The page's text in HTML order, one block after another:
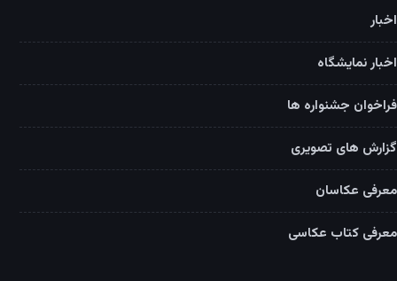
اخبار
اخبار نمایشگاه
فراخوان جشنواره ها
گزارش های تصویری
معرفی عکاسان
معرفی کتاب عکاسی